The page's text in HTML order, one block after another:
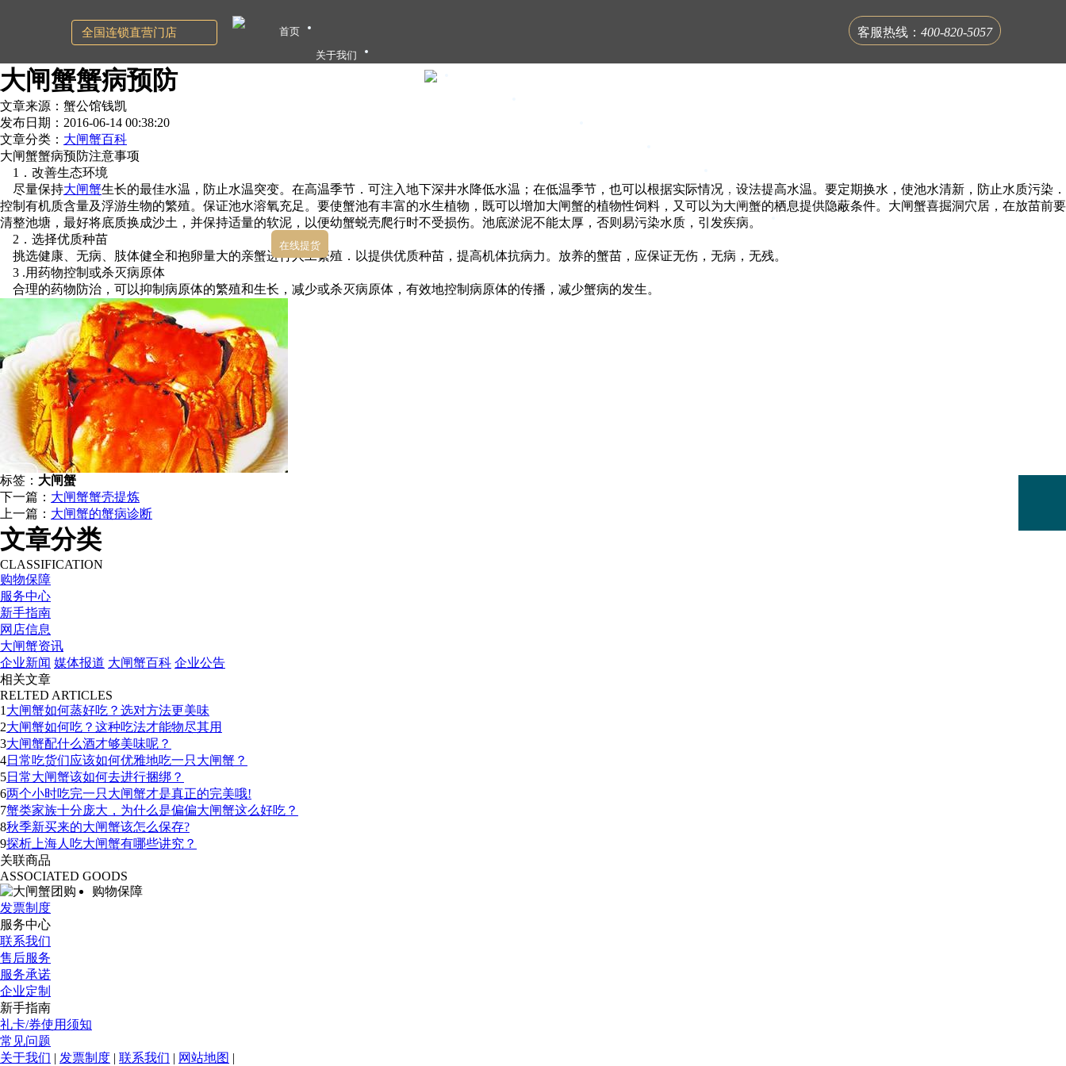
大闸蟹蟹病预防
文章来源：蟹公馆钱凯
发布日期：2016-06-14 00:38:20
文章分类： 大闸蟹百科
大闸蟹蟹病预防注意事项
1．改善生态环境
尽量保持大闸蟹生长的最佳水温，防止水温突变。在高温季节．可注入地下深井水降低水温；在低温季节，也可以根据实际情况，设法提高水温。要定期换水，使池水清新，防止水质污染．
控制有机质含量及浮游生物的繁殖。保证池水溶氧充足。要使蟹池有丰富的水生植物，既可以增加大闸蟹的植物性饲料，又可以为大闸蟹的栖息提供隐蔽条件。大闸蟹喜掘洞穴居，在放苗前要
清整池塘，最好将底质换成沙土，并保持适量的软泥，以便幼蟹蜕壳爬行时不受损伤。池底淤泥不能太厚，否则易污染水质，引发疾病。
2．选择优质种苗
挑选健康、无病、肢体健全和抱卵量大的亲蟹进行人工繁殖．以提供优质种苗，提高机体抗病力。放养的蟹苗，应保证无伤，无病，无残。
3 .用药物控制或杀灭病原体
合理的药物防治，可以抑制病原体的繁殖和生长，减少或杀灭病原体，有效地控制病原体的传播，减少蟹病的发生。
标签： 大闸蟹
下一篇： 大闸蟹蟹壳提炼
上一篇： 大闸蟹的蟹病诊断
文章分类
CLASSIFICATION
购物保障
服务中心
新手指南
网店信息
大闸蟹资讯
企业新闻 媒体报道 大闸蟹百科 企业公告
相关文章
RELTED ARTICLES
1 大闸蟹如何蒸好吃？选对方法更美味
2大闸蟹如何吃？这种吃法才能物尽其用
3大闸蟹配什么酒才够美味呢？
4日常吃货们应该如何优雅地吃一只大闸蟹？
5日常大闸蟹该如何去进行捆绑？
6两个小时吃完一只大闸蟹才是真正的完美哦!
7蟹类家族十分庞大，为什么是偏偏大闸蟹这么好吃？
8秋季新买来的大闸蟹该怎么保存?
9探析上海人吃大闸蟹有哪些讲究？
关联商品
ASSOCIATED GOODS
购物保障
发票制度
服务中心
联系我们
售后服务
服务承诺
企业定制
新手指南
礼卡/券使用须知
常见问题
关于我们 | 发票制度 | 联系我们 | 网站地图 |
全国连锁直营门店
首页
关于我们
联系蟹公馆
在线提货
客服热线： 400-820-5057